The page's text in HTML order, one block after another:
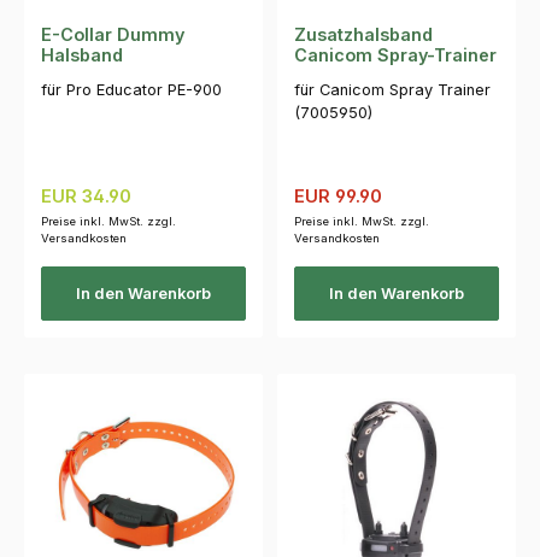
E-Collar Dummy
Halsband
für Pro Educator PE-900
Regulärer Preis:
EUR 34.90
Preise inkl. MwSt. zzgl.
Versandkosten
In den Warenkorb
Zusatzhalsband
Canicom Spray-Trainer
für Canicom Spray Trainer
(7005950)
Verkaufspreis:
EUR 99.90
Preise inkl. MwSt. zzgl.
Versandkosten
In den Warenkorb